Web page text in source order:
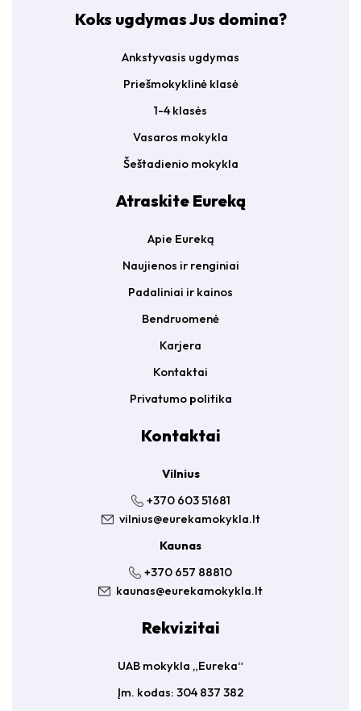
Koks ugdymas Jus domina?
Ankstyvasis ugdymas
Priešmokyklinė klasė
1-4 klasės
Vasaros mokykla
Šeštadienio mokykla
Atraskite Eureką
Apie Eureką
Naujienos ir renginiai
Padaliniai ir kainos
Bendruomenė
Karjera
Kontaktai
Privatumo politika
Kontaktai
Vilnius
+370 603 51681
vilnius@eurekamokykla.lt
Kaunas
+370 657 88810
kaunas@eurekamokykla.lt
Rekvizitai
UAB mokykla „Eureka“
Įm. kodas: 304 837 382